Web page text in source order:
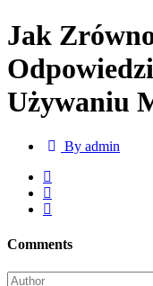
Jak
Używaniu
By admin
Comments